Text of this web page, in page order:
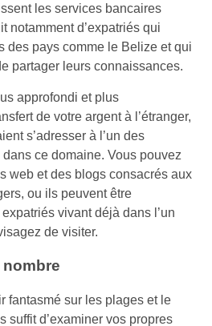
les services bancaires
notamment d’expatriés qui
des pays comme le Belize et qui
partager leurs connaissances.
approfondi et plus
de votre argent à l’étranger,
s’adresser à l’un des
ce domaine. Vous pouvez
web et des blogs consacrés aux
ou ils peuvent être
vivant déjà dans l’un
de visiter.
fantasmé sur les plages et le
suffit d’examiner vos propres